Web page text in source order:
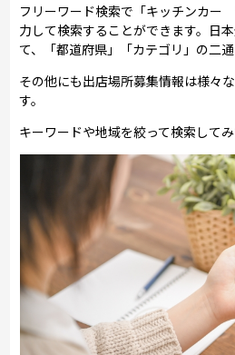
フリーワード検索で「キッチンカー
力して検索することができます。日
て、「都道府県」「カテゴリ」の二通
その他にも出店場所募集情報は様々
す。
キーワードや地域を絞って検索してみ